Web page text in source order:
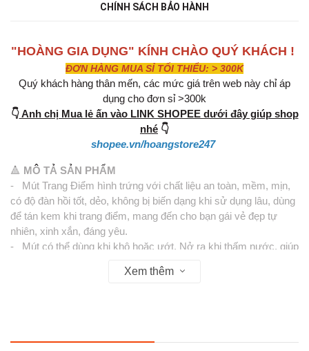
CHÍNH SÁCH BẢO HÀNH
"HOÀNG GIA DỤNG" KÍNH CHÀO QUÝ KHÁCH !
ĐƠN HÀNG MUA SỈ TỐI THIỂU: > 300K
Quý khách hàng thân mến, các mức giá trên web này chỉ áp
dụng cho đơn sỉ >300k
👇Anh chị Mua lẻ ấn vào LINK SHOPEE dưới đây giúp shop
nhé 👇
shopee.vn/hoangstore247
🔺 MÔ TẢ SẢN PHẨM
- Mút Trang Điểm hình trứng với chất liệu an toàn, mềm, mịn,
có độ đàn hồi tốt, dẻo, không bị biến dạng khi sử dụng lâu, dùng
để tán kem khi trang điểm, mang đến cho bạn gái vẻ đẹp tự
nhiên, xinh xắn, đáng yêu.
- Mút có thể dùng khi khô hoặc ướt. Nở ra khi thấm nước, giúp
- Thiết kế mút hình trứng có phần đầu mũi nhọn và nhỏ giúp
Xem thêm